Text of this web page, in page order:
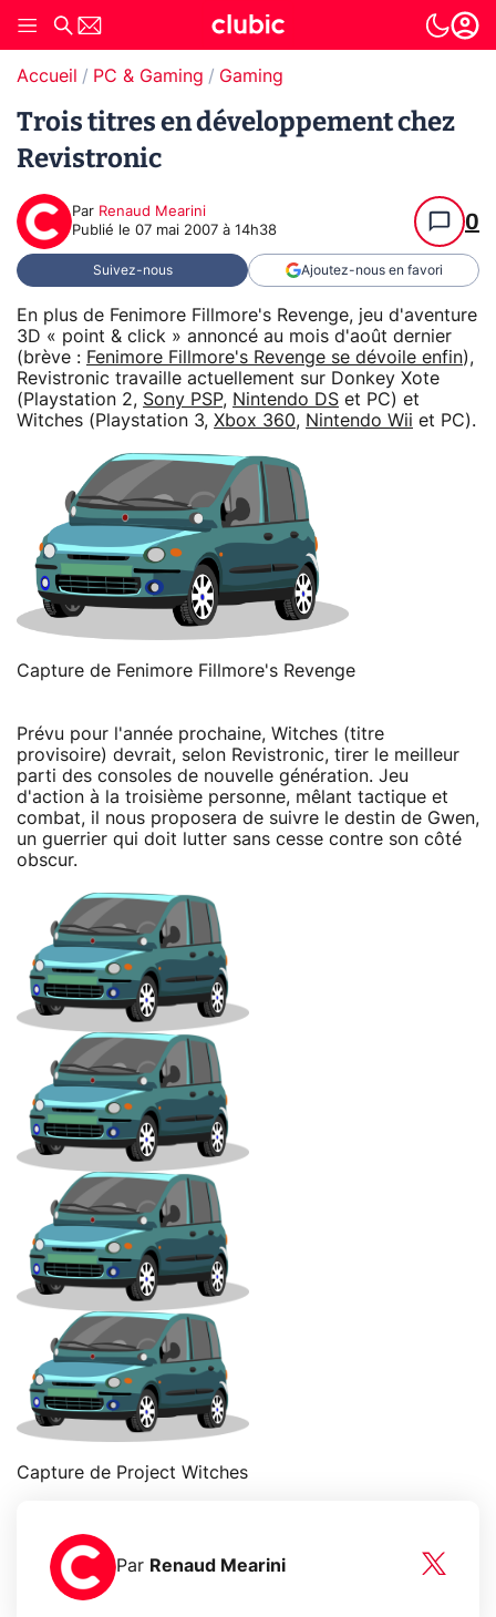
Accueil PC & Gaming Gaming
Trois titres en développement chez
Revistronic
Par Renaud Mearini
Publié le 07 mai 2007 à 14h38 0
Suivez-nous Ajoutez-nous en favori
En plus de Fenimore Fillmore's Revenge, jeu d'aventure
3D « point & click » annoncé au mois d'août dernier
(brève : Fenimore Fillmore's Revenge se dévoile enfin),
Revistronic travaille actuellement sur Donkey Xote
(Playstation 2, Sony PSP, Nintendo DS et PC) et
Witches (Playstation 3, Xbox 360, Nintendo Wii et PC).
Capture de Fenimore Fillmore's Revenge
Prévu pour l'année prochaine, Witches (titre
provisoire) devrait, selon Revistronic, tirer le meilleur
parti des consoles de nouvelle génération. Jeu
d'action à la troisième personne, mêlant tactique et
combat, il nous proposera de suivre le destin de Gwen,
un guerrier qui doit lutter sans cesse contre son côté
obscur.
Capture de Project Witches
Par Renaud Mearini